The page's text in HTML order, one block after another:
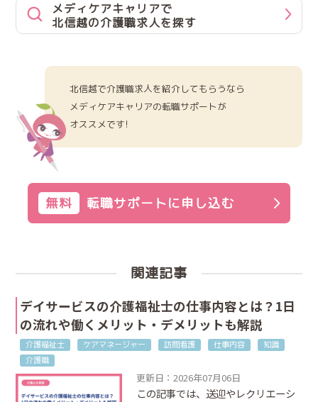
メディケアキャリアで
北信越の介護職求人を探す
北信越で介護職求人を紹介してもらうなら
メディケアキャリアの転職サポートが
オススメです!
無料 転職サポートに申し込む
関連記事
デイサービスの介護福祉士の仕事内容とは？1日
の流れや働くメリット・デメリットも解説
介護福祉士 ケアマネージャー 訪問看護 仕事内容
知識
介護職
更新日：2026年07月06日
この記事では、送迎やレクリエーシ